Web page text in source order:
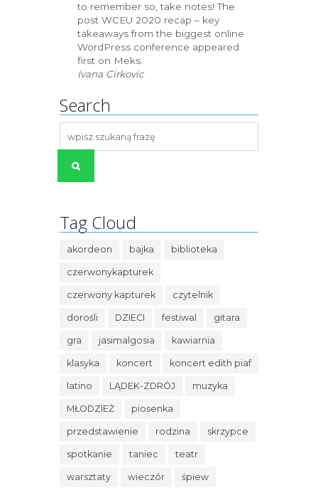
to remember so, take notes! The
post WCEU 2020 recap – key
takeaways from the biggest online
WordPress conference appeared
first on Meks.
Ivana Cirkovic
Search
Tag Cloud
akordeon bajka biblioteka
czerwonykapturek
czerwony kapturek czytelnik
dorośli DZIECI festiwal gitara
gra jasimalgosia kawiarnia
klasyka koncert koncert edith piaf
latino LĄDEK-ZDRÓJ muzyka
MŁODZIEŻ piosenka
przedstawienie rodzina skrzypce
spotkanie taniec teatr
warsztaty wieczór śpiew